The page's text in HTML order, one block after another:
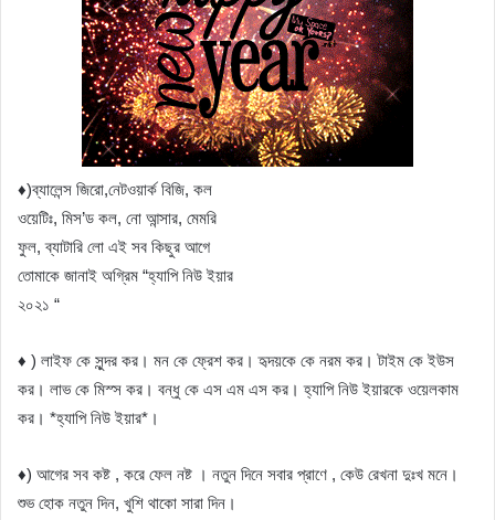
♦)ব্যালেন্স জিরো,নেটওয়ার্ক বিজি, কল
ওয়েটিঃ, মিস’ড কল, নো আন্সার, মেমরি
ফুল, ব্যাটারি লো এই সব কিছুর আগে
তোমাকে জানাই অগ্রিম “হ্যাপি নিউ ইয়ার
২০২১ “
♦ ) লাইফ কে সুন্দর কর। মন কে ফ্রেশ কর। হৃদয়কে কে নরম কর। টাইম কে ইউস
কর। লাভ কে মিস্স কর। বন্ধু কে এস এম এস কর। হ্যাপি নিউ ইয়ারকে ওয়েলকাম
কর। *হ্যাপি নিউ ইয়ার*।
♦) আগের সব কষ্ট , করে ফেল নষ্ট । নতুন দিনে সবার প্রাণে , কেউ রেখনা দুঃখ মনে।
শুভ হোক নতুন দিন, খুশি থাকো সারা দিন।